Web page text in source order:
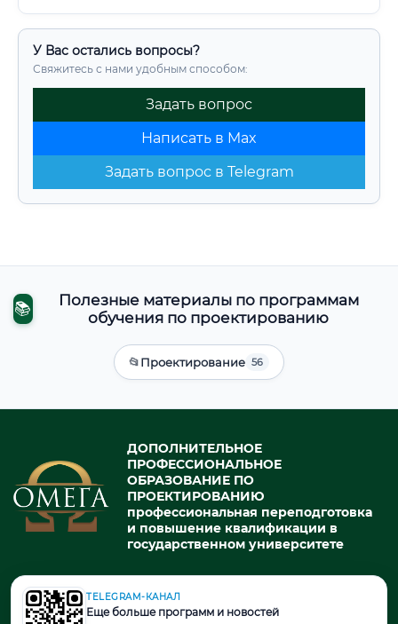
У Вас остались вопросы?
Свяжитесь с нами удобным способом:
Задать вопрос
Написать в Max
Задать вопрос в Telegram
📚
Полезные материалы по программам
обучения по проектированию
📂Проектирование 56
ДОПОЛНИТЕЛЬНОЕ
ПРОФЕССИОНАЛЬНОЕ
ОБРАЗОВАНИЕ ПО
ПРОЕКТИРОВАНИЮ
профессиональная переподготовка
и повышение квалификации в
государственном университете
© 2026. При использовании материалов портала активная ссылка
TELEGRAM-КАНАЛ
Еще больше программ и новостей